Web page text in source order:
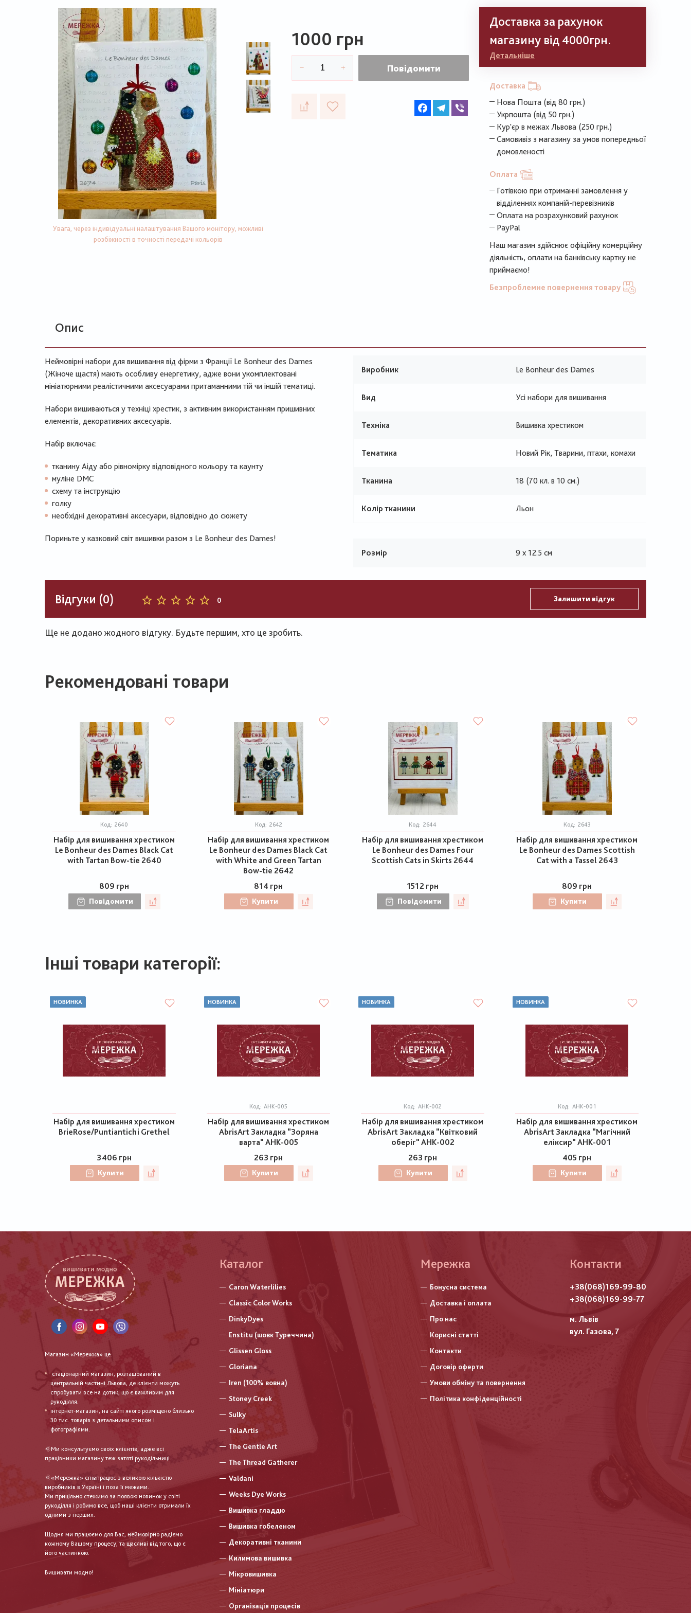
Увага, через індивідуальні налаштування Вашого монітору, можливі
розбіжності в точності передачі кольорів
1000 грн
Повідомити
FacebookTelegram
Доставка за рахунок
магазину від 4000грн.
Детальніше
Доставка
Нова Пошта (від 80 грн.)
Укрпошта (від 50 грн.)
Кур'єр в межах Львова (250 грн.)
Самовивіз з магазину за умов попередньої
домовленості
Оплата
Готівкою при отриманні замовлення у
відділеннях компаній-перевізників
Оплата на розрахунковий рахунок
PayPal
Наш магазин здійснює офіційну комерційну
діяльність, оплати на банківську картку не
приймаємо!
Безпроблемне повернення товару
Опис
Неймовірні набори для вишивання від фірми з Франції Le Bonheur des Dames
(Жіноче щастя) мають особливу енергетику, адже вони укомплектовані
мініатюрними реалістичними аксесуарами притаманними тій чи іншій тематиці.
Набори вишиваються у техніці хрестик, з активним використанням пришивних
елементів, декоративних аксесуарів.
Набір включає:
тканину Аіду або рівномірку відповідного кольору та каунту
муліне DMC
схему та інструкцію
голку
необхідні декоративні аксесуари, відповідно до сюжету
Пориньте у казковий світ вишивки разом з Le Bonheur des Dames!
Виробник Le Bonheur des Dames
Вид Усі набори для вишивання
Техніка Вишивка хрестиком
Тематика Новий Рік, Тварини, птахи, комахи
Тканина 18 (70 кл. в 10 см.)
Колір тканини Льон
Розмір 9 х 12.5 см
Відгуки (0) 0 Залишити відгук
Ще не додано жодного відгуку. Будьте першим, хто це зробить.
Рекомендовані товари
Код: 2640
Набір для вишивання хрестиком
Le Bonheur des Dames Black Cat
with Tartan Bow-tie 2640
809 грн
Повідомити
Код: 2642
Набір для вишивання хрестиком
Le Bonheur des Dames Black Cat
with White and Green Tartan
Bow-tie 2642
814 грн
Купити
Код: 2644
Набір для вишивання хрестиком
Le Bonheur des Dames Four
Scottish Cats in Skirts 2644
1512 грн
Повідомити
Код: 2643
Набір для вишивання хрестиком
Le Bonheur des Dames Scottish
Cat with a Tassel 2643
809 грн
Купити
Інші товари категорії:
НОВИНКА
Набір для вишивання хрестиком
BrieRose/Puntiantichi Grethel
3406 грн
Купити
НОВИНКА
Код: AHK-005
Набір для вишивання хрестиком
AbrisArt Закладка "Зоряна
варта" AHK-005
263 грн
Купити
НОВИНКА
Код: AHK-002
Набір для вишивання хрестиком
AbrisArt Закладка "Квітковий
оберіг" AHK-002
263 грн
Купити
НОВИНКА
Код: AHK-001
Набір для вишивання хрестиком
AbrisArt Закладка "Магічний
еліксир" AHK-001
405 грн
Купити
Магазин «Мережка» це:
стаціонарний магазин, розташований в
центральній частині Львова, де клієнти можуть
спробувати все на дотик, що є важливим для
рукоділля.
інтернет-магазин, на сайті якого розміщено близько
30 тис. товарів з детальними описом і
фотографіями.
🌞Ми консультуємо своїх клієнтів, адже всі
працівники магазину теж затяті рукодільниці.
🌞«Мережка» співпрацює з великою кількістю
виробників в Україні і поза її межами.
Ми прицільно стежимо за появою новинок у світі
рукоділля і робимо все, щоб наші клієнти отримали їх
одними з перших.
Щодня ми працюємо для Вас, неймовірно радіємо
кожному Вашому процесу, та щасливі від того, що є
його частинкою.
Вишивати модно!
Каталог
Caron Waterlilies
Classic Color Works
DinkyDyes
Enstitu (шовк Туреччина)
Glissen Gloss
Gloriana
Iren (100% вовна)
Stoney Creek
Sulky
TelaArtis
The Gentle Art
The Thread Gatherer
Valdani
Weeks Dye Works
Вишивка гладдю
Вишивка гобеленом
Декоративні тканини
Килимова вишивка
Мікровишивка
Мініатюри
Організація процесів
Меню
нижнього
колонтитулу
Мережка
Бонусна система
Доставка і оплата
Про нас
Корисні статті
Контакти
Договір оферти
Умови обміну та повернення
Політика конфіденційності
Контакти
+38(068)169-99-80
+38(068)169-99-77
м. Львів
вул. Газова, 7